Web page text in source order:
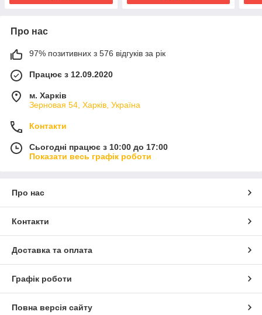
Про нас
97% позитивних з 576 відгуків за рік
Працює з 12.09.2020
м. Харків
Зерновая 54, Харків, Україна
Контакти
Сьогодні працює з 10:00 до 17:00
Показати весь графік роботи
Про нас
Контакти
Доставка та оплата
Графік роботи
Повна версія сайту